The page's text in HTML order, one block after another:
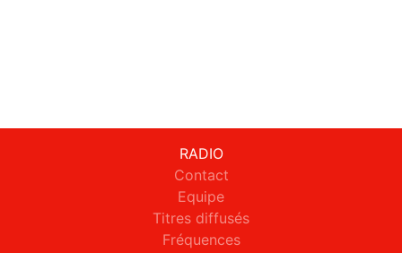
RADIO
Contact
Equipe
Titres diffusés
Fréquences